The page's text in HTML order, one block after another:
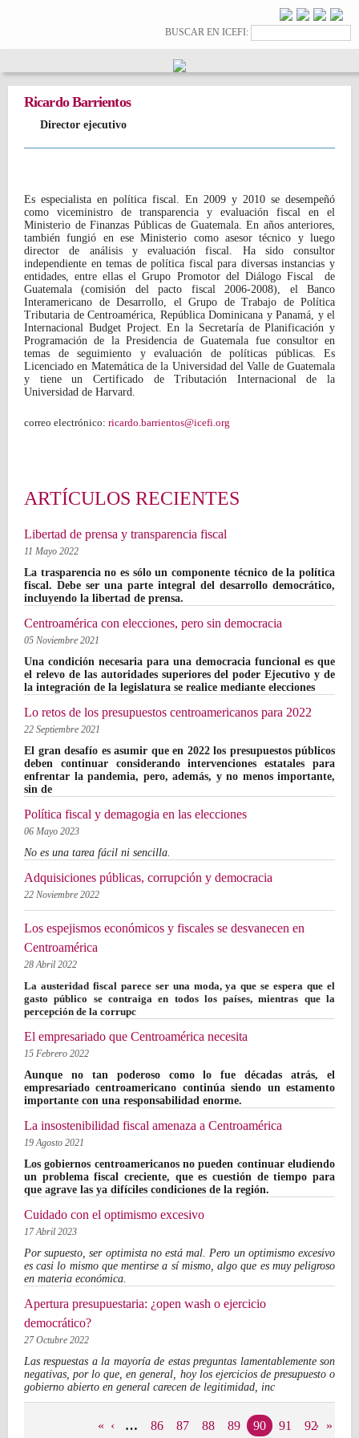
principalFormulario de
búsqueda
BUSCAR EN ICEFI:
Ricardo Barrientos
Director ejecutivo
Es especialista en política fiscal. En 2009 y 2010 se desempeñó
como viceministro de transparencia y evaluación fiscal en el
Ministerio de Finanzas Públicas de Guatemala. En años anteriores,
también fungió en ese Ministerio como asesor técnico y luego
director de análisis y evaluación fiscal. Ha sido consultor
independiente en temas de política fiscal para diversas instancias y
entidades, entre ellas el Grupo Promotor del Diálogo Fiscal de
Guatemala (comisión del pacto fiscal 2006-2008), el Banco
Interamericano de Desarrollo, el Grupo de Trabajo de Política
Tributaria de Centroamérica, República Dominicana y Panamá, y el
Internacional Budget Project. En la Secretaría de Planificación y
Programación de la Presidencia de Guatemala fue consultor en
temas de seguimiento y evaluación de políticas públicas. Es
Licenciado en Matemática de la Universidad del Valle de Guatemala
y tiene un Certificado de Tributación Internacional de la
Universidad de Harvard.
correo electrónico: ricardo.barrientos@icefi.org
ARTÍCULOS RECIENTES
Libertad de prensa y transparencia fiscal
11 Mayo 2022
La trasparencia no es sólo un componente técnico de la política
fiscal. Debe ser una parte integral del desarrollo democrático,
incluyendo la libertad de prensa.
Centroamérica con elecciones, pero sin democracia
05 Noviembre 2021
Una condición necesaria para una democracia funcional es que
el relevo de las autoridades superiores del poder Ejecutivo y de
la integración de la legislatura se realice mediante elecciones
Lo retos de los presupuestos centroamericanos para 2022
22 Septiembre 2021
El gran desafío es asumir que en 2022 los presupuestos públicos
deben continuar considerando intervenciones estatales para
enfrentar la pandemia, pero, además, y no menos importante,
sin de
Política fiscal y demagogia en las elecciones
06 Mayo 2023
No es una tarea fácil ni sencilla.
Adquisiciones públicas, corrupción y democracia
22 Noviembre 2022
Los espejismos económicos y fiscales se desvanecen en
Centroamérica
28 Abril 2022
La austeridad fiscal parece ser una moda, ya que se espera que el
gasto público se contraiga en todos los países, mientras que la
percepción de la corrupc
El empresariado que Centroamérica necesita
15 Febrero 2022
Aunque no tan poderoso como lo fue décadas atrás, el
empresariado centroamericano continúa siendo un estamento
importante con una responsabilidad enorme.
La insostenibilidad fiscal amenaza a Centroamérica
19 Agosto 2021
Los gobiernos centroamericanos no pueden continuar eludiendo
un problema fiscal creciente, que es cuestión de tiempo para
que agrave las ya difíciles condiciones de la región.
Cuidado con el optimismo excesivo
17 Abril 2023
Por supuesto, ser optimista no está mal. Pero un optimismo excesivo
es casi lo mismo que mentirse a sí mismo, algo que es muy peligroso
en materia económica.
Apertura presupuestaria: ¿open wash o ejercicio
democrático?
27 Octubre 2022
Las respuestas a la mayoría de estas preguntas lamentablemente son
negativas, por lo que, en general, hoy los ejercicios de presupuesto o
gobierno abierto en general carecen de legitimidad, inc
« ‹ … 86 87 88 89 90 91 92› »